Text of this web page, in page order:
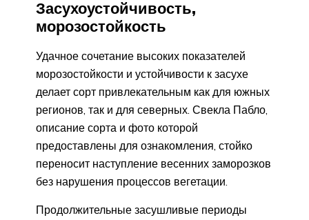
Засухоустойчивость,
морозостойкость
Удачное сочетание высоких показателей
морозостойкости и устойчивости к засухе
делает сорт привлекательным как для южных
регионов, так и для северных. Свекла Пабло,
описание сорта и фото которой
предоставлены для ознакомления, стойко
переносит наступление весенних заморозков
без нарушения процессов вегетации.
Продолжительные засушливые периоды